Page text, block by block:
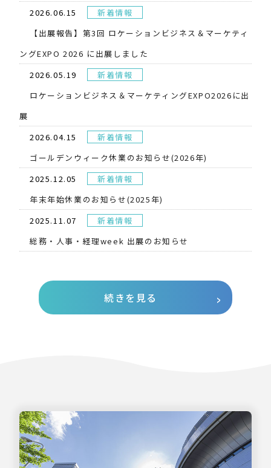
2026.06.15
新着情報
【出展報告】第3回 ロケーションビジネス＆マーケティ
ングEXPO 2026 に出展しました
2026.05.19
新着情報
​ロケーションビジネス＆マーケティングEXPO2026に出
展
2026.04.15
新着情報
ゴールデンウィーク休業のお知らせ(2026年)
2025.12.05
新着情報
年末年始休業のお知らせ(2025年)
2025.11.07
新着情報
総務・人事・経理week 出展のお知らせ
続きを見る